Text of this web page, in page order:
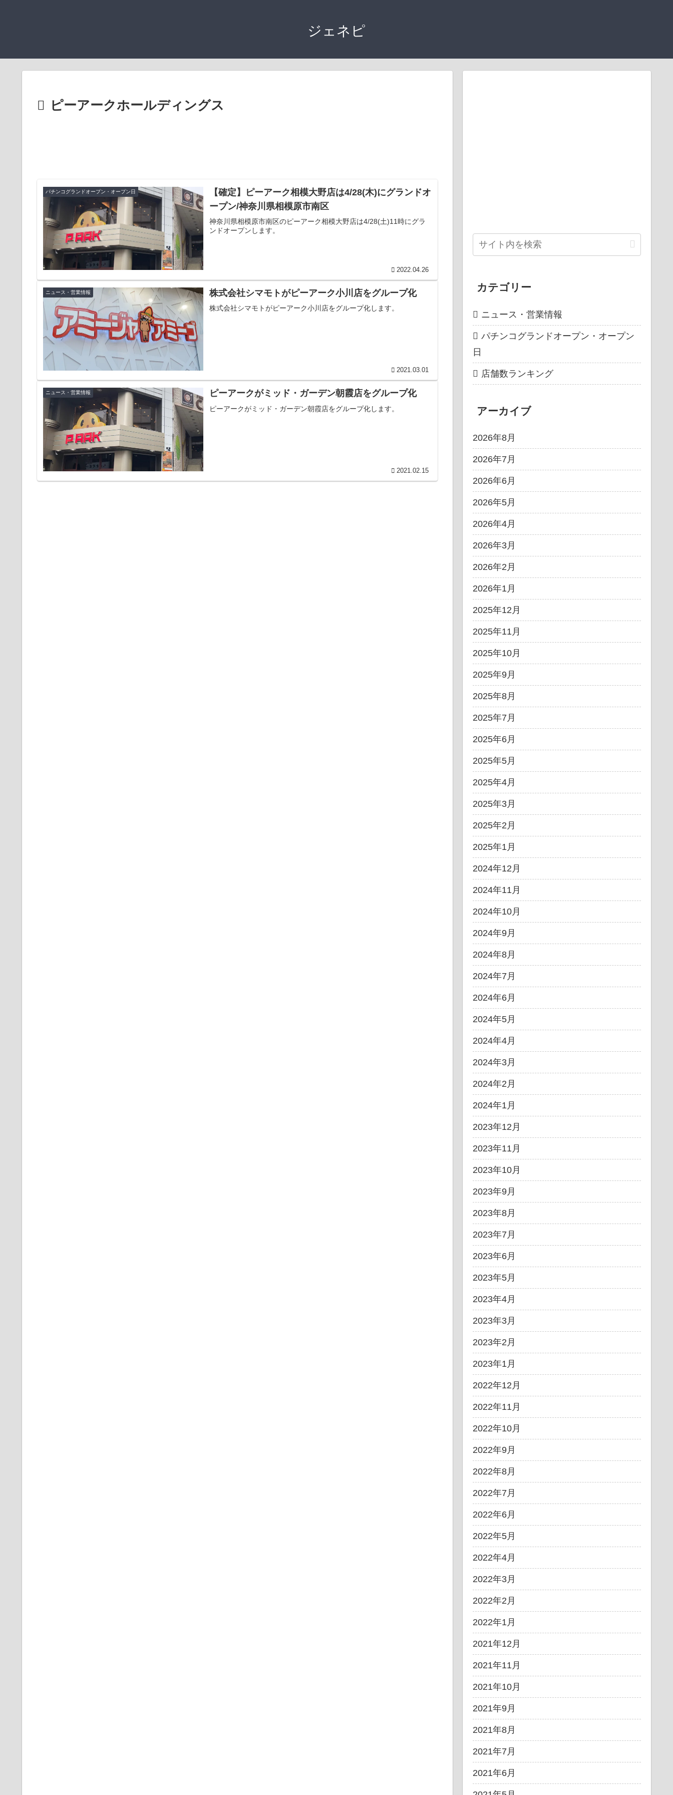
ジェネピ
ピーアークホールディングス
パチンコグランドオープン・オープン日
【確定】ピーアーク相模大野店は4/28(木)にグランドオ
ープン/神奈川県相模原市南区
神奈川県相模原市南区のピーアーク相模大野店は4/28(土)11時にグラ
ンドオープンします。
2022.04.26
ニュース・営業情報 株式会社シマモトがピーアーク小川店をグループ化
株式会社シマモトがピーアーク小川店をグループ化します。
2021.03.01
ニュース・営業情報 ピーアークがミッド・ガーデン朝霞店をグループ化
ピーアークがミッド・ガーデン朝霞店をグループ化します。
2021.02.15
カテゴリー
ニュース・営業情報
パチンコグランドオープン・オープン
日
店舗数ランキング
アーカイブ
2026年8月
2026年7月
2026年6月
2026年5月
2026年4月
2026年3月
2026年2月
2026年1月
2025年12月
2025年11月
2025年10月
2025年9月
2025年8月
2025年7月
2025年6月
2025年5月
2025年4月
2025年3月
2025年2月
2025年1月
2024年12月
2024年11月
2024年10月
2024年9月
2024年8月
2024年7月
2024年6月
2024年5月
2024年4月
2024年3月
2024年2月
2024年1月
2023年12月
2023年11月
2023年10月
2023年9月
2023年8月
2023年7月
2023年6月
2023年5月
2023年4月
2023年3月
2023年2月
2023年1月
2022年12月
2022年11月
2022年10月
2022年9月
2022年8月
2022年7月
2022年6月
2022年5月
2022年4月
2022年3月
2022年2月
2022年1月
2021年12月
2021年11月
2021年10月
2021年9月
2021年8月
2021年7月
2021年6月